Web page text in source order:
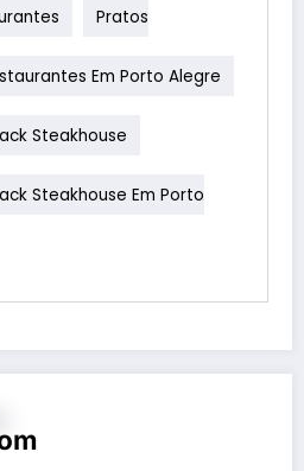
Pratos
Em Porto Alegre
Steakhouse
Steakhouse Em Porto